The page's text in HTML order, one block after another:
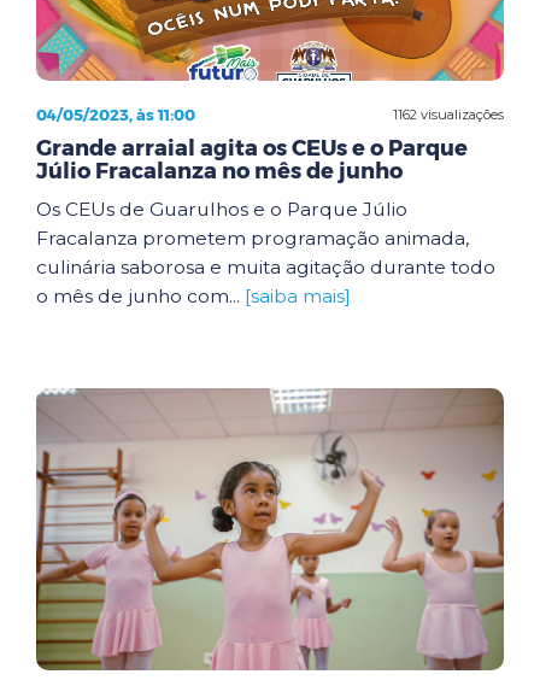
1162 visualizações
04/05/2023, às 11:00
Grande arraial agita os CEUs e o Parque
Júlio Fracalanza no mês de junho
Os CEUs de Guarulhos e o Parque Júlio
Fracalanza prometem programação animada,
culinária saborosa e muita agitação durante todo
o mês de junho com... [saiba mais]